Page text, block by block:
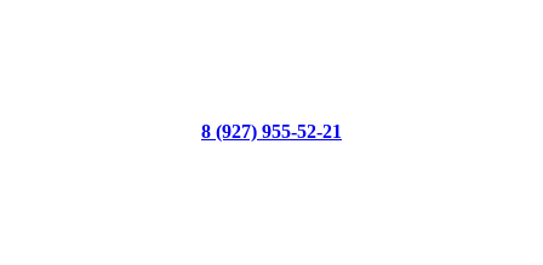
8 (927) 955-52-21